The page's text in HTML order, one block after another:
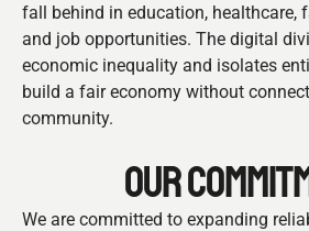
fall behind in education, healthcare,
and job opportunities. The digital
economic inequality and isolates
build a fair economy without
community.
OUR
We are committed to expanding